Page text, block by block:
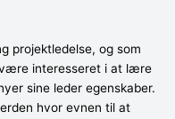
projektledelse, og som
interesseret i at lære
sine leder egenskaber.
hvor evnen til at